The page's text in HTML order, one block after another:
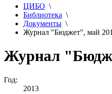
ЦИБО \
Библиотека \
Документы \
Журнал "Бюджет", май
Журнал
Год:
2013